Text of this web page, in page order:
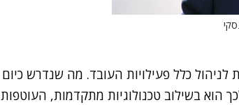
כלל פעילויות העובד. מה שנדרש כיום
בשילוב טכנולוגיות מתקדמות, העוטפות